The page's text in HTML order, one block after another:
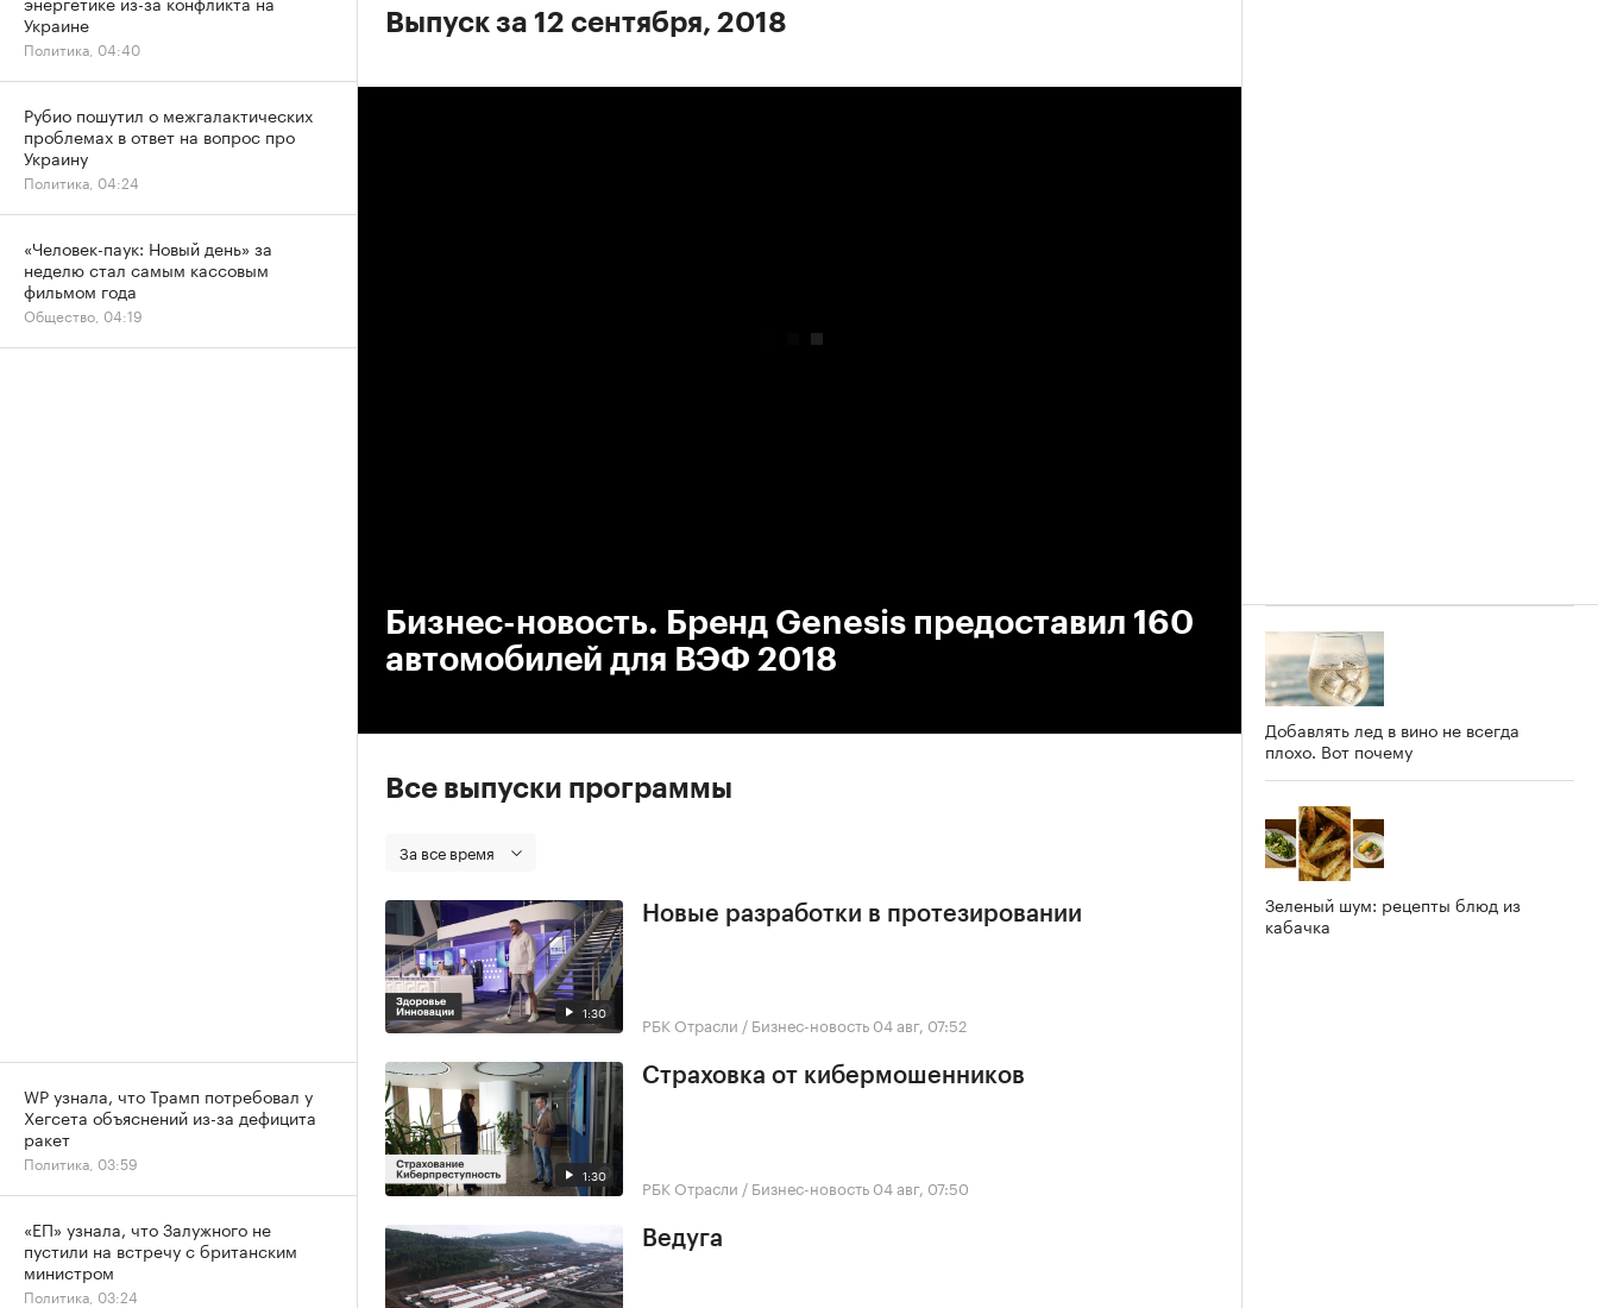
Выпуск за 12 сентября, 2018
Бизнес-новость. Бренд Genesis предоставил 160
автомобилей для ВЭФ 2018
Все выпуски программы
За все время
1:30
Новые разработки в протезировании
РБК Отрасли / Бизнес-новость 04 авг, 07:52
1:30
Страховка от кибермошенников
РБК Отрасли / Бизнес-новость 04 авг, 07:50
Ведуга
Добавлять лед в вино не всегда
плохо. Вот почему
Зеленый шум: рецепты блюд из
кабачка
Украине
Политика, 04:40
Рубио пошутил о межгалактических
проблемах в ответ на вопрос про
Украину
Политика, 04:24
«Человек-паук: Новый день» за
неделю стал самым кассовым
фильмом года
Общество, 04:19
WP узнала, что Трамп потребовал у
Хегсета объяснений из-за дефицита
ракет
Политика, 03:59
«ЕП» узнала, что Залужного не
пустили на встречу с британским
министром
Политика, 03:24